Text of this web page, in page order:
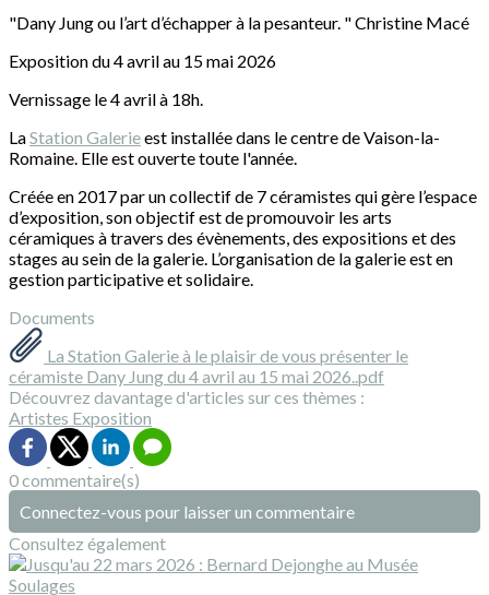
"Dany Jung ou l’art d’échapper à la pesanteur. " Christine Macé
Exposition du 4 avril au 15 mai 2026
Vernissage le 4 avril à 18h.
LaStation Galerieest installée dans le centre de Vaison-la-
Romaine. Elle est ouverte toute l'année.
Créée en 2017 par un collectif de 7 céramistes qui gère l’espace
d’exposition, son objectif est de promouvoir les arts
céramiques à travers des évènements, des expositions et des
stages au sein de la galerie. L’organisation de la galerie est en
gestion participative et solidaire.
Documents
La Station Galerie à le plaisir de vous présenter le
céramiste Dany Jung du 4 avril au 15 mai 2026..pdf
Découvrez davantage d'articles sur ces thèmes :
Artistes Exposition
0 commentaire(s)
Connectez-vous pour laisser un commentaire
Consultez également